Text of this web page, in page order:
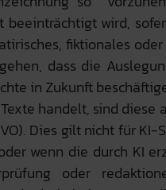
beeinträchtigt wird,
fiktionales
dass die
in Zukunft
handelt, sind diese
Dies gilt nicht für KI-
wenn die durch KI
oder